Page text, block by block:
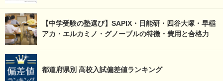
【中学受験の塾選び】SAPIX・日能研・四谷大塚・早稲
アカ・エルカミノ・グノーブルの特徴・費用と合格力
都道府県別 高校入試偏差値ランキング